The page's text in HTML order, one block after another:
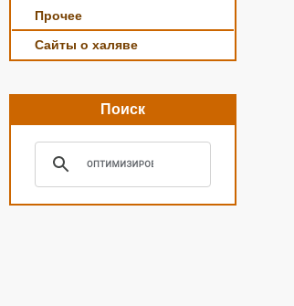
Прочее
Сайты о халяве
Поиск